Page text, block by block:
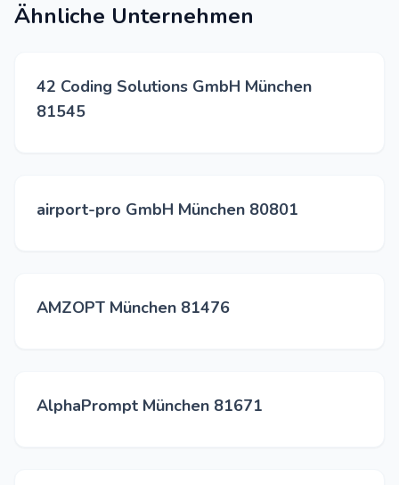
Ähnliche Unternehmen
42 Coding Solutions GmbH München
81545
airport-pro GmbH München 80801
AMZOPT München 81476
AlphaPrompt München 81671